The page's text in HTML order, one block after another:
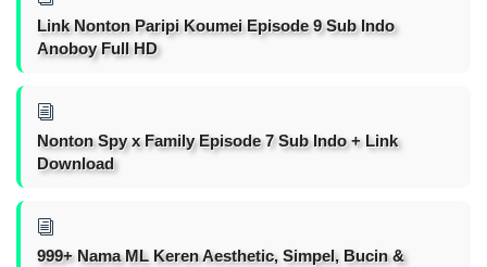
Link Nonton Paripi Koumei Episode 9 Sub Indo
Anoboy Full HD
Nonton Spy x Family Episode 7 Sub Indo + Link
Download
999+ Nama ML Keren Aesthetic, Simpel, Bucin &